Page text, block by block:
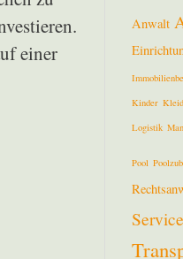
einer
Anwalt
Kinder
Logistik
Pool
Service